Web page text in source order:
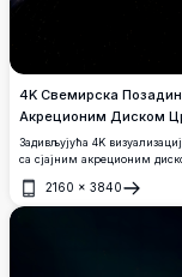
4K Свемирска
Акреционим Диском
Задивљујућа 4K
са сјајним акреционим
релативистички млазеви и
светлост стварају
2160 × 3840
Отвори